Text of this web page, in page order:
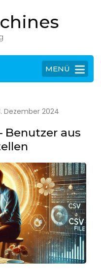
MENÜ
Dezember 2024
Benutzer aus